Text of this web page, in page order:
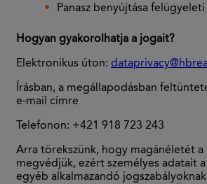
Panasz benyújtása
Hogyan gyakorolhatja a jogait?
Elektronikus úton:
Írásban, a megállapodásban
e-mail címre
Telefonon: +421 918 723 243
Arra törekszünk, hogy magánéletét
megvédjük, ezért személyes adatait a
egyéb alkalmazandó